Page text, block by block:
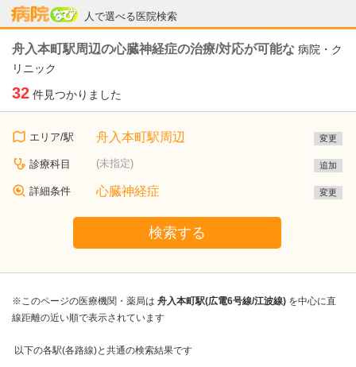
人で選べる医院検索
病院なび
舟入本町駅周辺の心臓神経症の治療/対応が可能な 病院・ク
リニック
32 件見つかりました
エリア/駅 舟入本町駅周辺 変更
診療科目 (未指定) 追加
詳細条件 心臓神経症 変更
検索する
※このページの医療機関・薬局は 舟入本町駅(広電6号線/江波線) を中心に直
線距離の近い順で表示されています
以下の各駅(各路線)と共通の検索結果です